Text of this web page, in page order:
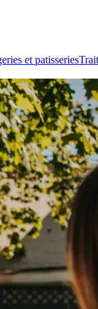
et patisseries